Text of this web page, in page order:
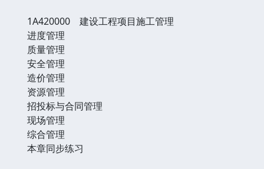
1A420000 建设工程项目施工管理
进度管理
质量管理
安全管理
造价管理
资源管理
招投标与合同管理
现场管理
综合管理
本章同步练习